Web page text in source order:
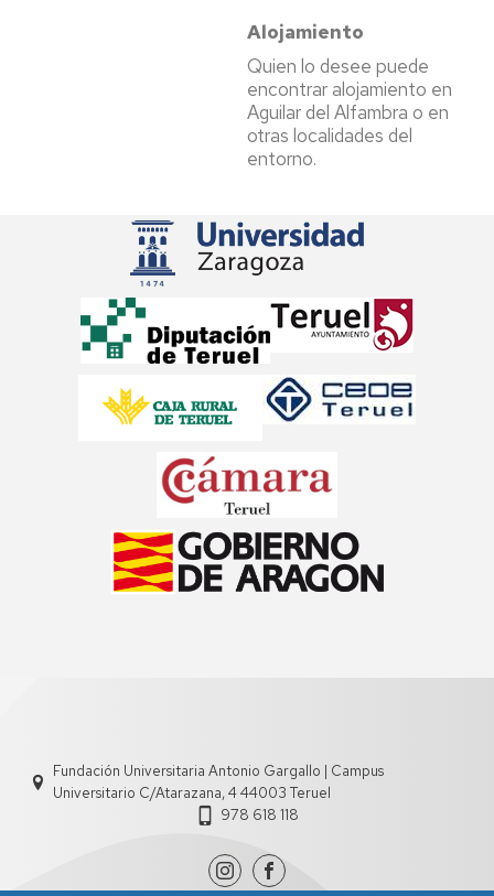
Alojamiento
Quien lo desee puede
encontrar alojamiento en
Aguilar del Alfambra o en
otras localidades del
entorno.
Fundación Universitaria Antonio Gargallo | Campus
Universitario C/Atarazana, 4 44003 Teruel
978 618 118